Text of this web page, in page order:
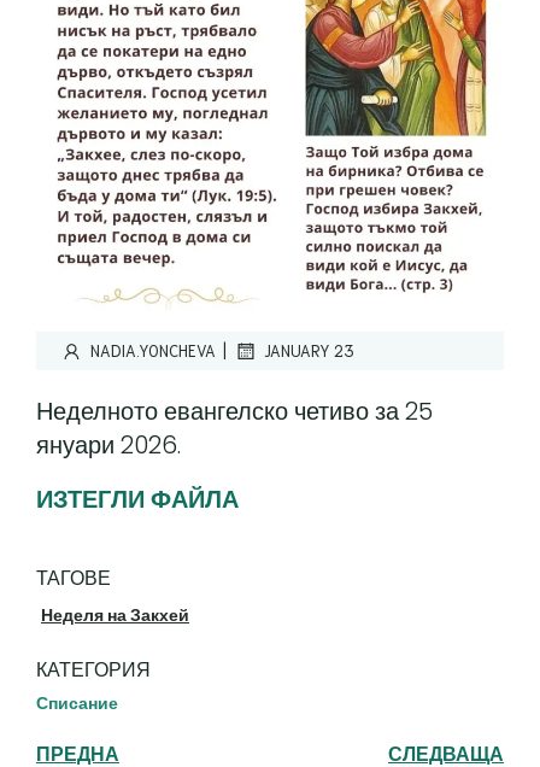
NADIA.YONCHEVA | JANUARY 23
Неделното евангелско четиво за 25
януари 2026.
ИЗТЕГЛИ ФАЙЛА
ТАГОВЕ
Неделя на Закхей
КАТЕГОРИЯ
Списание
ПРЕДНА СЛЕДВАЩА